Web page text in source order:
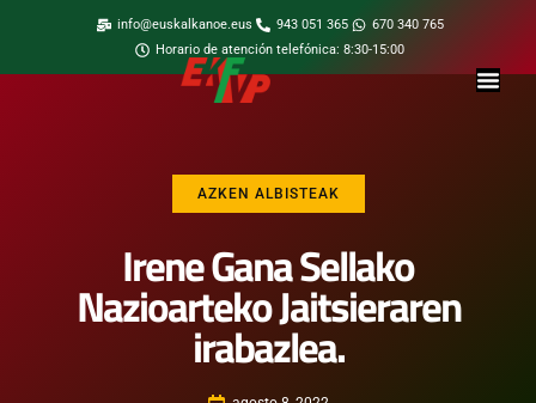
info@euskalkanoe.eus 943 051 365
670 340 765
Horario de atención telefónica: 8:30-15:00
AZKEN ALBISTEAK
Irene Gana Sellako
Nazioarteko Jaitsieraren
irabazlea.